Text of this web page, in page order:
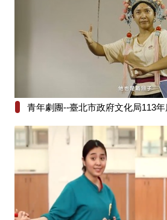
青年劇團--臺北市政府文化局113年度補助無形文化資產保存維護計畫《佘塘關》之〈馬上情緣〉〈比武招親〉、《陸